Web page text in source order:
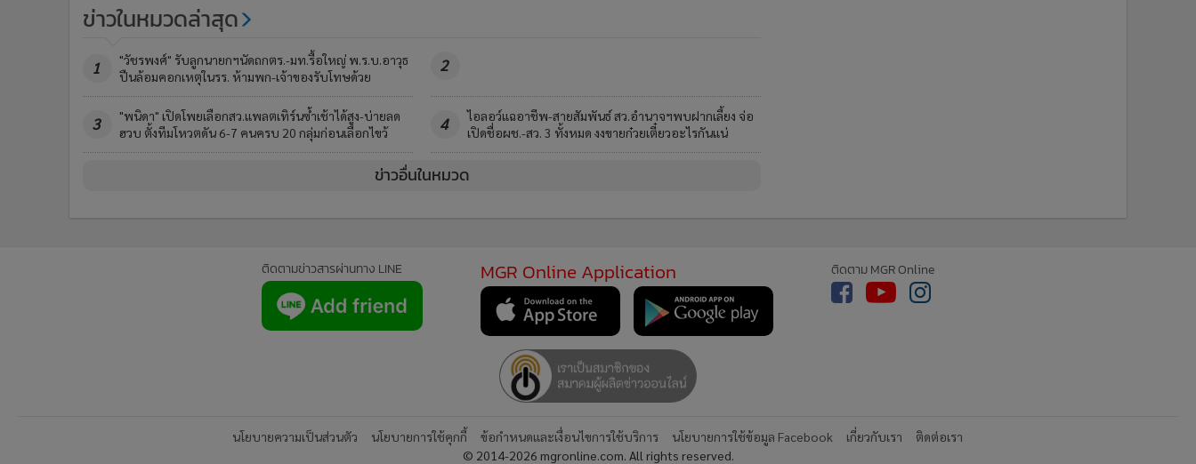
ข่าวในหมวดล่าสุด
1
"วัชรพงศ์" รับลูกนายกฯนัดถกตร.-มท.รื้อใหญ่ พ.ร.บ.อาวุธ
ปืนล้อมคอกเหตุในรร. ห้ามพก-เจ้าของรับโทษด้วย
2
3
"พนิดา" เปิดโพยเลือกสว.แพลตเทิร์นซ้ำเช้าได้สูง-บ่ายลด
ฮวบ ตั้งทีมโหวตดัน 6-7 คนครบ 20 กลุ่มก่อนเลือกไขว้
4
ไอลอว์แฉอาชีพ-สายสัมพันธ์ สว.อำนาจฯพบฝากเลี้ยง จ่อ
เปิดชื่อผช.-สว. 3 ทั้งหมด งงขายก๋วยเตี๋ยวอะไรกันแน่
ข่าวอื่นในหมวด
ติดตามข่าวสารผ่านทาง LINE MGR Online Application ติดตาม MGR Online
นโยบายความเป็นส่วนตัว นโยบายการใช้คุกกี้ ข้อกำหนดและเงื่อนไขการใช้บริการ นโยบายการใช้ข้อมูล Facebook เกี่ยวกับเรา
ติดต่อเรา
© 2014-2026 mgronline.com. All rights reserved.